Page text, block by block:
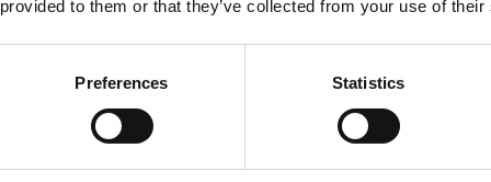
to them or that they’ve collected from your use of
Preferences Statistics